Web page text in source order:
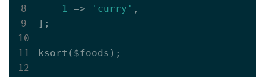
1
=> 'curry' ,
];
ksort($foods);